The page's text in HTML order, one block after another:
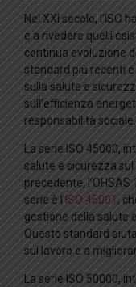
Nel XXI secolo, l’ISO
e a rivedere quelli
continua evoluzione
standard più recenti
sulla salute e
sull’efficienza
responsabilità sociale.
La serie ISO 45000,
salute e sicurezza
precedente,
serie è l’ ISO 45001 ,
gestione della salute
Questo standard
sul lavoro e a
La serie ISO 50000,